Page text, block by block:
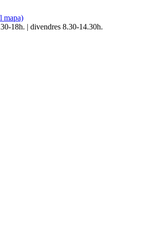
mapa)
18h. | divendres 8.30-14.30h.